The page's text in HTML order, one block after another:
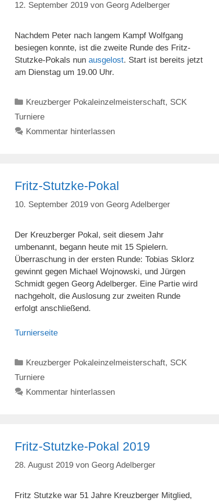
12. September 2019 von Georg Adelberger
Nachdem Peter nach langem Kampf Wolfgang
besiegen konnte, ist die zweite Runde des Fritz-
Stutzke-Pokals nun ausgelost. Start ist bereits jetzt
am Dienstag um 19.00 Uhr.
Kategorien
Kreuzberger Pokaleinzelmeisterschaft, SCK
Turniere
Kommentar hinterlassen
Fritz-Stutzke-Pokal
10. September 2019 von Georg Adelberger
Der Kreuzberger Pokal, seit diesem Jahr
umbenannt, begann heute mit 15 Spielern.
Überraschung in der ersten Runde: Tobias Sklorz
gewinnt gegen Michael Wojnowski, und Jürgen
Schmidt gegen Georg Adelberger. Eine Partie wird
nachgeholt, die Auslosung zur zweiten Runde
erfolgt anschließend.
Turnierseite
Kategorien
Kreuzberger Pokaleinzelmeisterschaft, SCK
Turniere
Kommentar hinterlassen
Fritz-Stutzke-Pokal 2019
28. August 2019 von Georg Adelberger
Fritz Stutzke war 51 Jahre Kreuzberger Mitglied,